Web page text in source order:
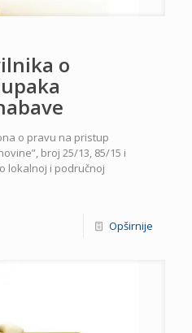
o
o pravu na pristup
broj 25/13, 85/15 i
lokalnoj i područnoj
Opširnije